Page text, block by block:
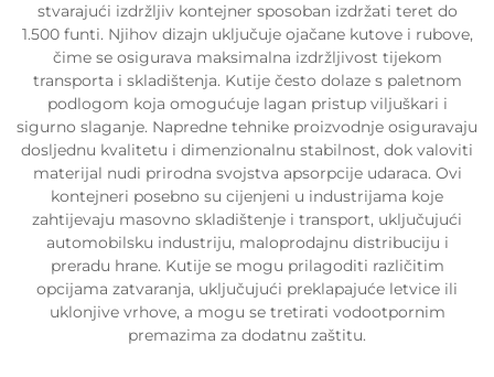
stvarajući izdržljiv kontejner sposoban izdržati teret do
1.500 funti. Njihov dizajn uključuje ojačane kutove i rubove,
čime se osigurava maksimalna izdržljivost tijekom
transporta i skladištenja. Kutije često dolaze s paletnom
podlogom koja omogućuje lagan pristup viljuškari i
sigurno slaganje. Napredne tehnike proizvodnje osiguravaju
dosljednu kvalitetu i dimenzionalnu stabilnost, dok valoviti
materijal nudi prirodna svojstva apsorpcije udaraca. Ovi
kontejneri posebno su cijenjeni u industrijama koje
zahtijevaju masovno skladištenje i transport, uključujući
automobilsku industriju, maloprodajnu distribuciju i
preradu hrane. Kutije se mogu prilagoditi različitim
opcijama zatvaranja, uključujući preklapajuće letvice ili
uklonjive vrhove, a mogu se tretirati vodootpornim
premazima za dodatnu zaštitu.